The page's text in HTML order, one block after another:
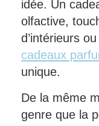
idée. Un
olfactive,
d’intérieurs
cadeaux
unique.
De la même
genre que la